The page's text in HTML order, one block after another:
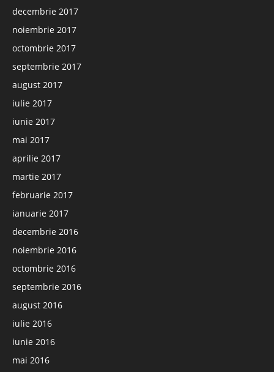
decembrie 2017
noiembrie 2017
octombrie 2017
septembrie 2017
august 2017
iulie 2017
iunie 2017
mai 2017
aprilie 2017
martie 2017
februarie 2017
ianuarie 2017
decembrie 2016
noiembrie 2016
octombrie 2016
septembrie 2016
august 2016
iulie 2016
iunie 2016
mai 2016